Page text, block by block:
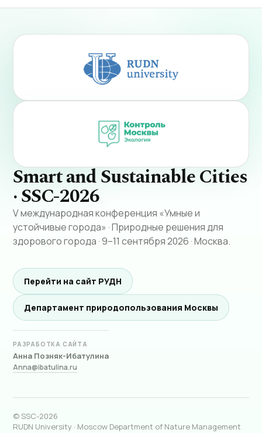
Smart and Sustainable Cities
· SSC-2026
V международная конференция «Умные и
устойчивые города» · Природные решения для
здорового города · 9–11 сентября 2026 · Москва.
Перейти на сайт РУДН
Департамент природопользования Москвы
РАЗРАБОТКА САЙТА
Анна Позняк-Ибатулина
Anna@ibatulina.ru
© SSC-2026
RUDN University · Moscow Department of Nature Management